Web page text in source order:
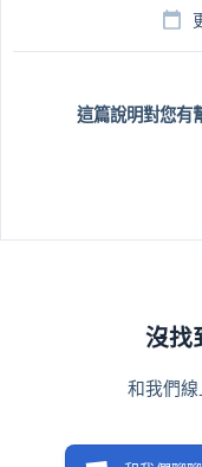
這篇說明對您有
沒找
和我們